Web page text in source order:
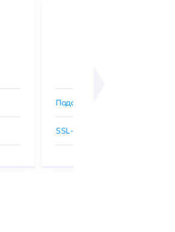
Подобрать SSL-сертификат
SSL-сертификаты GlobalSign